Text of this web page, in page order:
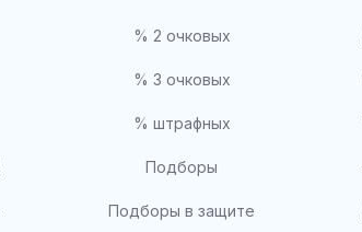
% 2 очковых
% 3 очковых
% штрафных
Подборы
Подборы в защите